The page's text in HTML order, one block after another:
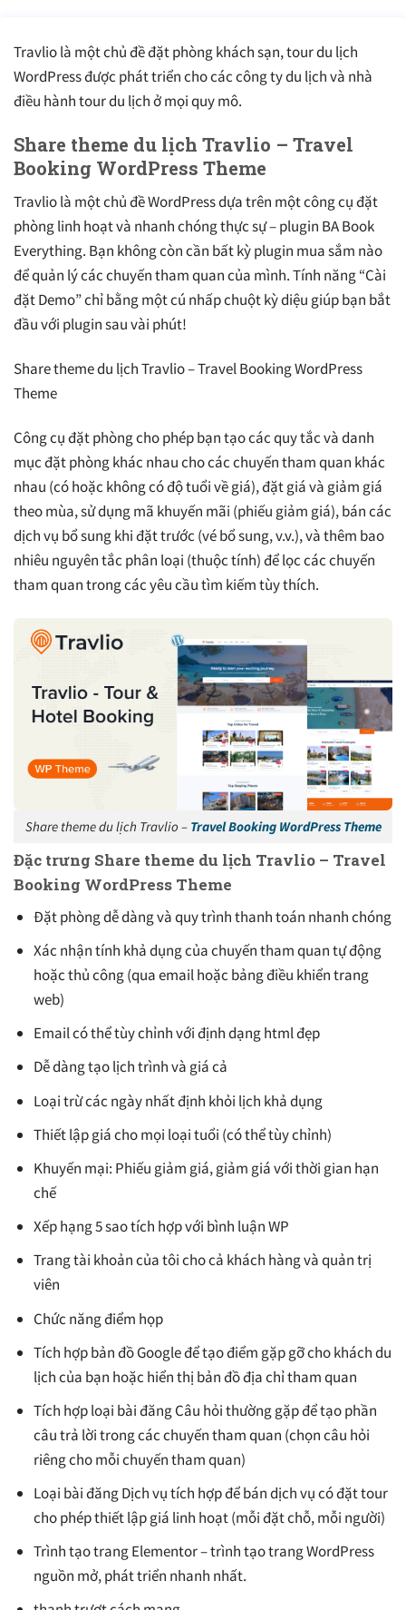
Travlio là một chủ đề đặt phòng khách sạn, tour du lịch
WordPress được phát triển cho các công ty du lịch và nhà
điều hành tour du lịch ở mọi quy mô.
Share theme du lịch Travlio – Travel
Booking WordPress Theme
Travlio là một chủ đề WordPress dựa trên một công cụ đặt
phòng linh hoạt và nhanh chóng thực sự – plugin BA Book
Everything. Bạn không còn cần bất kỳ plugin mua sắm nào
để quản lý các chuyến tham quan của mình. Tính năng “Cài
đặt Demo” chỉ bằng một cú nhấp chuột kỳ diệu giúp bạn bắt
đầu với plugin sau vài phút!
Share theme du lịch Travlio – Travel Booking WordPress
Theme
Công cụ đặt phòng cho phép bạn tạo các quy tắc và danh
mục đặt phòng khác nhau cho các chuyến tham quan khác
nhau (có hoặc không có độ tuổi về giá), đặt giá và giảm giá
theo mùa, sử dụng mã khuyến mãi (phiếu giảm giá), bán các
dịch vụ bổ sung khi đặt trước (vé bổ sung, v.v.), và thêm bao
nhiêu nguyên tắc phân loại (thuộc tính) để lọc các chuyến
tham quan trong các yêu cầu tìm kiếm tùy thích.
Share theme du lịch Travlio – Travel Booking WordPress Theme
Đặc trưng Share theme du lịch Travlio – Travel
Booking WordPress Theme
Đặt phòng dễ dàng và quy trình thanh toán nhanh chóng
Xác nhận tính khả dụng của chuyến tham quan tự động
hoặc thủ công (qua email hoặc bảng điều khiển trang
web)
Email có thể tùy chỉnh với định dạng html đẹp
Dễ dàng tạo lịch trình và giá cả
Loại trừ các ngày nhất định khỏi lịch khả dụng
Thiết lập giá cho mọi loại tuổi (có thể tùy chỉnh)
Khuyến mại: Phiếu giảm giá, giảm giá với thời gian hạn
chế
Xếp hạng 5 sao tích hợp với bình luận WP
Trang tài khoản của tôi cho cả khách hàng và quản trị
viên
Chức năng điểm họp
Tích hợp bản đồ Google để tạo điểm gặp gỡ cho khách du
lịch của bạn hoặc hiển thị bản đồ địa chỉ tham quan
Tích hợp loại bài đăng Câu hỏi thường gặp để tạo phần
câu trả lời trong các chuyến tham quan (chọn câu hỏi
riêng cho mỗi chuyến tham quan)
Loại bài đăng Dịch vụ tích hợp để bán dịch vụ có đặt tour
cho phép thiết lập giá linh hoạt (mỗi đặt chỗ, mỗi người)
Trình tạo trang Elementor – trình tạo trang WordPress
nguồn mở, phát triển nhanh nhất.